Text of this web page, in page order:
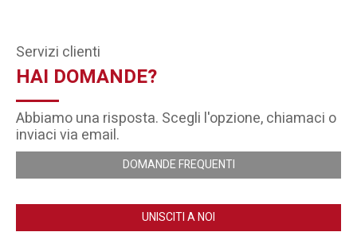
Servizi clienti
HAI DOMANDE?
Abbiamo una risposta. Scegli l'opzione, chiamaci o
inviaci via email.
DOMANDE FREQUENTI
UNISCITI A NOI